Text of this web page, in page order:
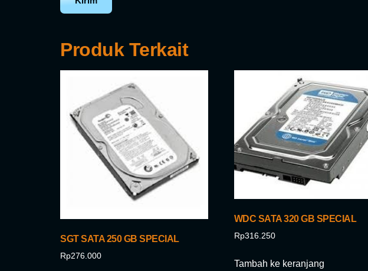
Produk Terkait
SGT SATA 250 GB SPECIAL
Rp276.000
WDC SATA 320 GB SPECIAL
Rp316.250
Tambah ke keranjang